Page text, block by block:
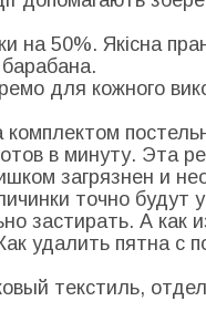
на 50%. Якісна
для кожного
в минуту. Эта
загрязнен и
точно будут
застирать. А как
удалить пятна с
текстиль,